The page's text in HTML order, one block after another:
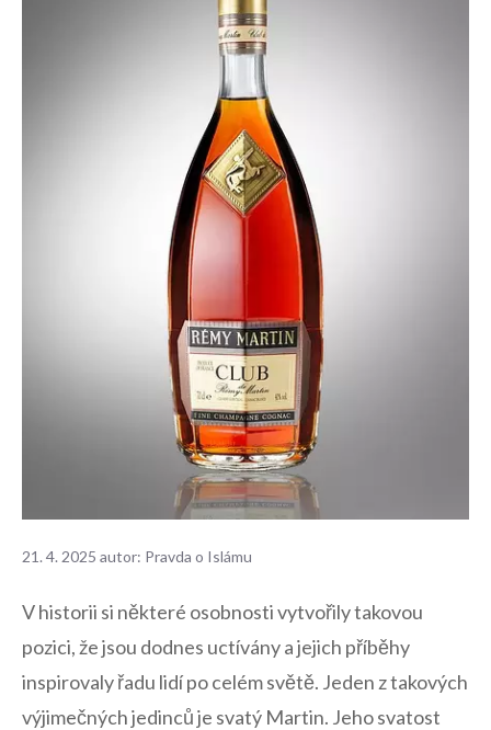
21. 4. 2025 autor: Pravda o Islámu
‍V historii si některé osobnosti vytvořily takovou
pozici, že jsou dodnes uctívány a jejich příběhy
inspirovaly ⁤řadu lidí po celém světě. Jeden z takových
výjimečných jedinců je⁤ svatý Martin. Jeho svatost